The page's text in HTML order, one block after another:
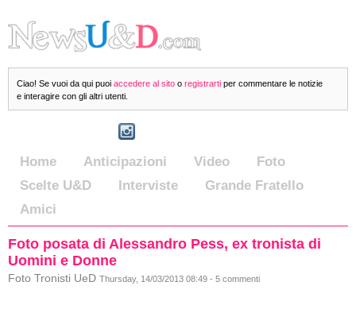
Ciao! Se vuoi da qui puoi accedere al sito o registrarti per commentare le notizie
e interagire con gli altri utenti.
Home Anticipazioni Video
Foto
Scelte U&D
Interviste
Grande Fratello
Amici
Foto posata di Alessandro Pess, ex tronista di
Uomini e Donne
Foto Tronisti UeD Thursday, 14/03/2013 08:49 - 5 commenti